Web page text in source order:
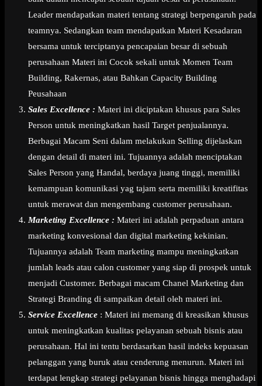
Leader mendapatkan materi tentang strategi berpengaruh pada
teamnya. Sedangkan team mendapatkan Materi Kesadaran
bersama untuk terciptanya pencapaian besar di sebuah
perusahaan Materi ini Cocok sekali untuk Momen Team
Building, Rakernas, atau Bahkan Capacity Building
Peusahaan
Sales Excellence : Materi ini diciptakan khusus para Sales
Person untuk meningkatkan hasil Target penjualannya.
Berbagai Macam Seni dalam melakukan Selling dijelaskan
dengan detail di materi ini. Tujuannya adalah menciptakan
Sales Person yang Handal, berdaya juang tinggi, memiliki
kemampuan komunikasi yag tajam serta memiliki kreatifitas
untuk merawat dan mengembang customer perusahaan.
Marketing Excellence : Materi ini adalah perpaduan antara
marketing konvesional dan digital marketing kekinian.
Tujuannya adalah Team marketing mampu meningkatkan
jumlah leads atau calon customer yang siap di prospek untuk
menjadi Customer. Berbagai macam Chanel Marketing dan
Strategi Branding di sampaikan detail oleh materi ini.
Service Excellence : Materi ini memang di kreasikan khusus
untuk meningkatkan kualitas pelayanan sebuah bisnis atau
perusahaan. Hal ini tentu berdasarkan hasil indeks kepuasan
pelanggan yang buruk atau cenderung menurun. Materi ini
terdapat lengkap strategi pelayanan bisnis hingga menghadapi